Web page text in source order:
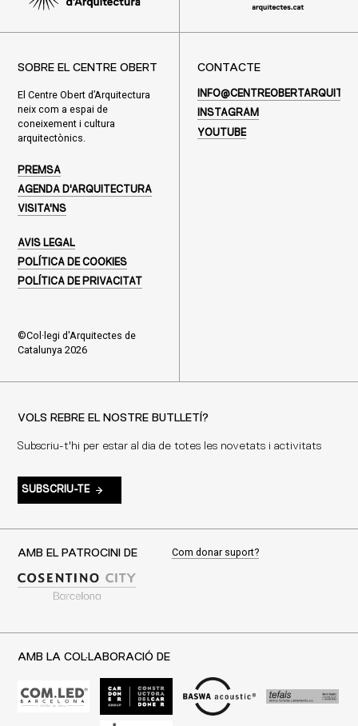
SOBRE EL CENTRE OBERT
El Centre Obert d’Arquitectura
neix com a espai de
coneixement i cultura
arquitectònics.
PREMSA
AGENDA D'ARQUITECTURA
VISITA'NS
AVIS LEGAL
POLÍTICA DE COOKIES
POLÍTICA DE PRIVACITAT
©Col·legi d'Arquitectes de
Catalunya 2026
CONTACTE
INSTAGRAM
YOUTUBE
VOLS REBRE EL NOSTRE BUTLLETÍ?
Subscriu-t'hi per estar al dia de totes les novetats i activitats
SUBSCRIU-TE
AMB EL PATROCINI DE Com donar suport?
AMB LA COL·LABORACIÓ DE